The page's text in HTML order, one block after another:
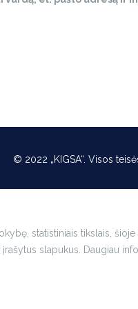
© 2022 „KIGSA“. Visos
statistiniais tikslais,
slapukus. Daugiau